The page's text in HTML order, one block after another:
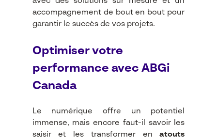
accompagnement de bout en bout pour
garantir le succès de vos projets.
Optimiser votre
performance avec ABGi
Canada
Le numérique offre un potentiel
immense, mais encore faut-il savoir les
saisir et les transformer enatouts